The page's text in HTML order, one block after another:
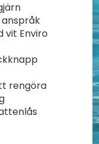
anspråk
vit Enviro
rengöra